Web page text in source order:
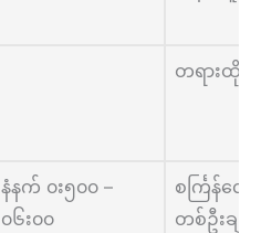
တရားထိုင်
နံနက် ၀း၅၀၀ –
၀၆း၀၀
စင်္ကြန်လျှ
တစ်ဦးချင်